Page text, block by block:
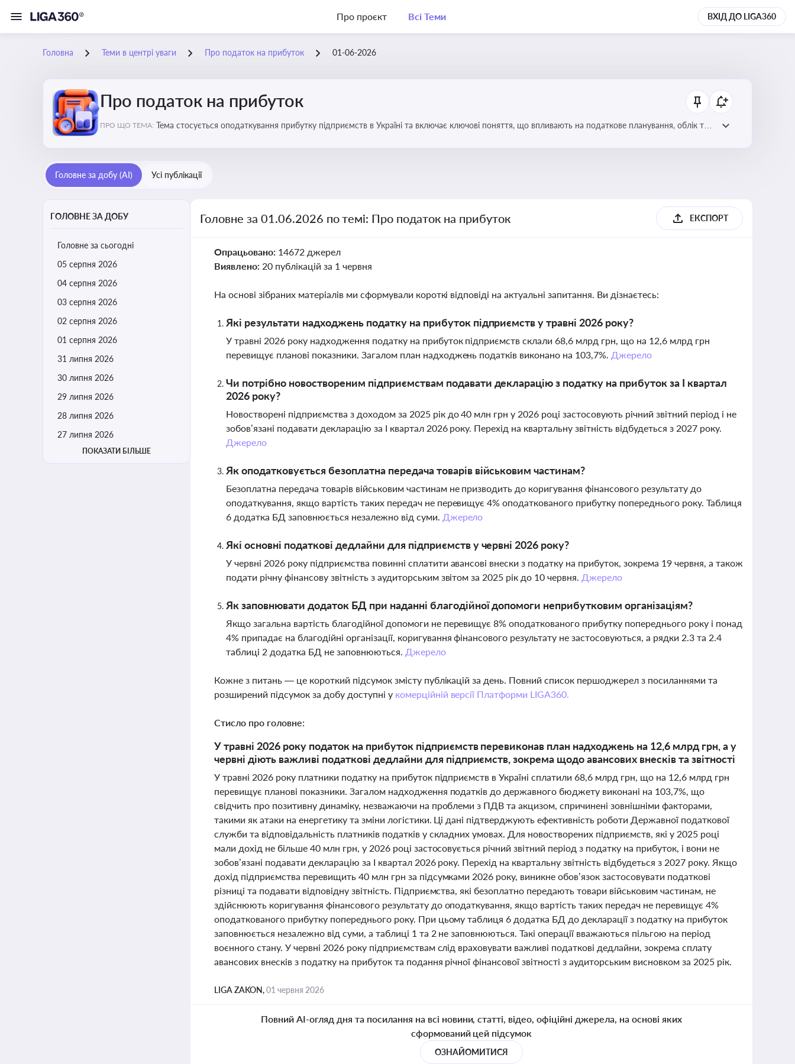
Про проєкт Всі Теми ВХІД ДО LIGA360
Головна Теми в центрі уваги Про податок на прибуток 01-06-2026
Про податок на прибуток
ПРО ЩО ТЕМА: Тема стосується оподаткування прибутку підприємств в Україні та включає ключові поняття, що впливають на податкове планування, облік та
Головне за добу (AI) Усі публікації
ГОЛОВНЕ ЗА ДОБУ
Головне за сьогодні
05 серпня 2026
04 серпня 2026
03 серпня 2026
02 серпня 2026
01 серпня 2026
31 липня 2026
30 липня 2026
29 липня 2026
28 липня 2026
27 липня 2026
ПОКАЗАТИ БІЛЬШЕ
Головне за 01.06.2026 по темі: Про податок на прибуток ЕКСПОРТ
Опрацьовано: 14672 джерел
Виявлено: 20 публікацій за 1 червня
На основі зібраних матеріалів ми сформували короткі відповіді на актуальні запитання. Ви дізнаєтесь:
Які результати надходжень податку на прибуток підприємств у травні 2026 року?
У травні 2026 року надходження податку на прибуток підприємств склали 68,6 млрд грн, що на 12,6 млрд грн
перевищує планові показники. Загалом план надходжень податків виконано на 103,7%. Джерело
Чи потрібно новоствореним підприємствам подавати декларацію з податку на прибуток за І квартал
2026 року?
Новостворені підприємства з доходом за 2025 рік до 40 млн грн у 2026 році застосовують річний звітний період і не
зобов’язані подавати декларацію за І квартал 2026 року. Перехід на квартальну звітність відбудеться з 2027 року.
Джерело
Як оподатковується безоплатна передача товарів військовим частинам?
Безоплатна передача товарів військовим частинам не призводить до коригування фінансового результату до
оподаткування, якщо вартість таких передач не перевищує 4% оподаткованого прибутку попереднього року. Таблиця
6 додатка БД заповнюється незалежно від суми. Джерело
Які основні податкові дедлайни для підприємств у червні 2026 року?
У червні 2026 року підприємства повинні сплатити авансові внески з податку на прибуток, зокрема 19 червня, а також
подати річну фінансову звітність з аудиторським звітом за 2025 рік до 10 червня. Джерело
Як заповнювати додаток БД при наданні благодійної допомоги неприбутковим організаціям?
Якщо загальна вартість благодійної допомоги не перевищує 8% оподаткованого прибутку попереднього року і понад
4% припадає на благодійні організації, коригування фінансового результату не застосовуються, а рядки 2.3 та 2.4
таблиці 2 додатка БД не заповнюються. Джерело
Кожне з питань — це короткий підсумок змісту публікацій за день. Повний список першоджерел з посиланнями та
розширений підсумок за добу доступні у комерційній версії Платформи LIGA360.
Стисло про головне:
У травні 2026 року податок на прибуток підприємств перевиконав план надходжень на 12,6 млрд грн, а у
червні діють важливі податкові дедлайни для підприємств, зокрема щодо авансових внесків та звітності
У травні 2026 року платники податку на прибуток підприємств в Україні сплатили 68,6 млрд грн, що на 12,6 млрд грн
перевищує планові показники. Загалом надходження податків до державного бюджету виконані на 103,7%, що
свідчить про позитивну динаміку, незважаючи на проблеми з ПДВ та акцизом, спричинені зовнішніми факторами,
такими як атаки на енергетику та зміни логістики. Ці дані підтверджують ефективність роботи Державної податкової
служби та відповідальність платників податків у складних умовах. Для новостворених підприємств, які у 2025 році
мали дохід не більше 40 млн грн, у 2026 році застосовується річний звітний період з податку на прибуток, і вони не
зобов’язані подавати декларацію за І квартал 2026 року. Перехід на квартальну звітність відбудеться з 2027 року. Якщо
дохід підприємства перевищить 40 млн грн за підсумками 2026 року, виникне обов’язок застосовувати податкові
різниці та подавати відповідну звітність. Підприємства, які безоплатно передають товари військовим частинам, не
здійснюють коригування фінансового результату до оподаткування, якщо вартість таких передач не перевищує 4%
оподаткованого прибутку попереднього року. При цьому таблиця 6 додатка БД до декларації з податку на прибуток
заповнюється незалежно від суми, а таблиці 1 та 2 не заповнюються. Такі операції вважаються пільгою на період
воєнного стану. У червні 2026 року підприємствам слід враховувати важливі податкові дедлайни, зокрема сплату
авансових внесків з податку на прибуток та подання річної фінансової звітності з аудиторським висновком за 2025 рік.
LIGA ZAKON,01 червня 2026
Повний AI-огляд дня та посилання на всі новини, статті, відео, офіційні джерела, на основі яких
сформований цей підсумок
ОЗНАЙОМИТИСЯ